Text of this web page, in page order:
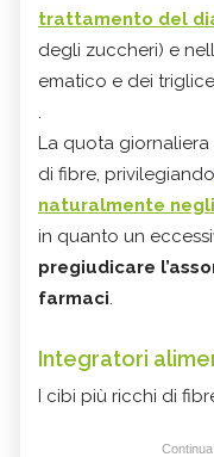
trattamento del
degli zuccheri) e
ematico e dei
La quota
di fibre, privilegiando
naturalmente
in quanto un
pregiudicare
farmaci
Integratori
I cibi più ricchi di